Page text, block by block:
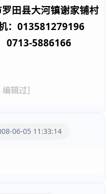
田县大河镇谢家铺村
： 013581279196
0713-5886166
辑过］
06-05 11:33:14